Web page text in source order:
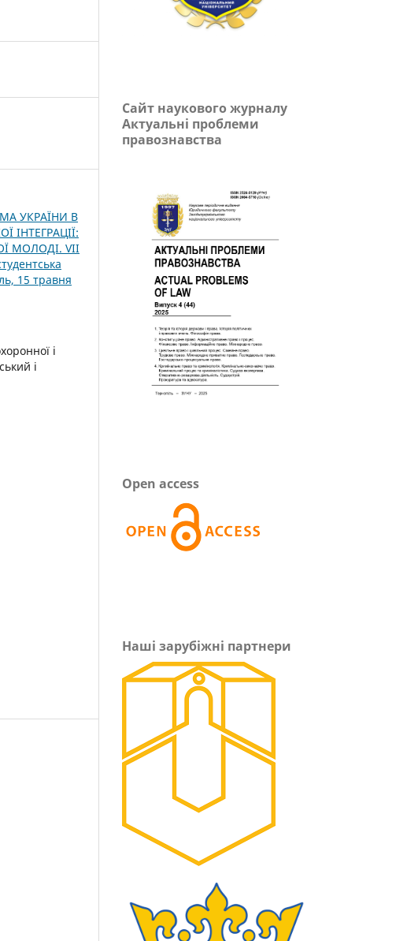
УКРАЇНИ В
ІНТЕГРАЦІЇ:
МОЛОДІ. VІІ
15 травня
і
і
Сайт наукового журналу
Актуальні проблеми
правознавства
Open access
Наші зарубіжні партнери